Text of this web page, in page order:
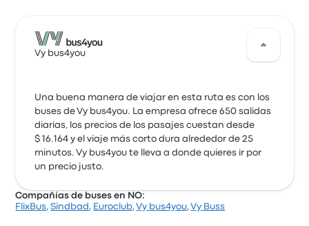
Vy bus4you
Una buena manera de viajar en esta ruta es con los
buses de Vy bus4you. La empresa ofrece 650 salidas
diarias, los precios de los pasajes cuestan desde
$ 16.164 y el viaje más corto dura alrededor de 25
minutos. Vy bus4you te lleva a donde quieres ir por
un precio justo.
Compañías de buses en NO:
FlixBus,Sindbad , Euroclub,Vy bus4you,Vy Buss